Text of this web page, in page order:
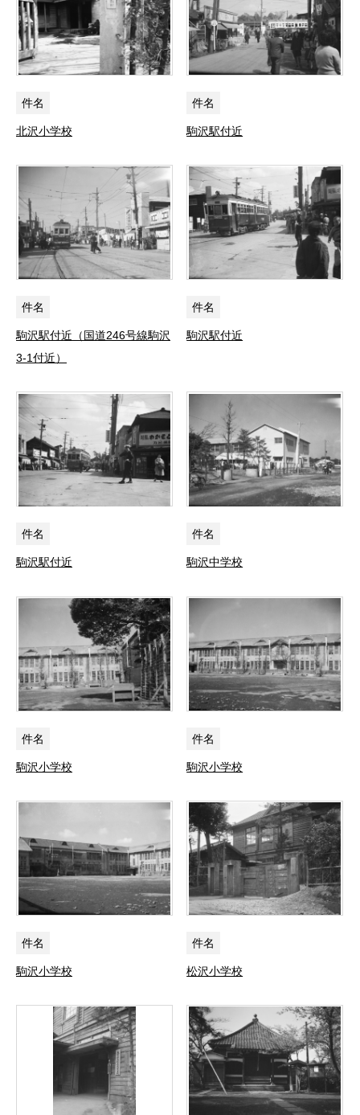
件名
北沢小学校
件名
駒沢駅付近
件名
駒沢駅付近（国道246号線駒沢
3-1付近）
件名
駒沢駅付近
件名
駒沢駅付近
件名
駒沢中学校
件名
駒沢小学校
件名
駒沢小学校
件名
駒沢小学校
件名
松沢小学校